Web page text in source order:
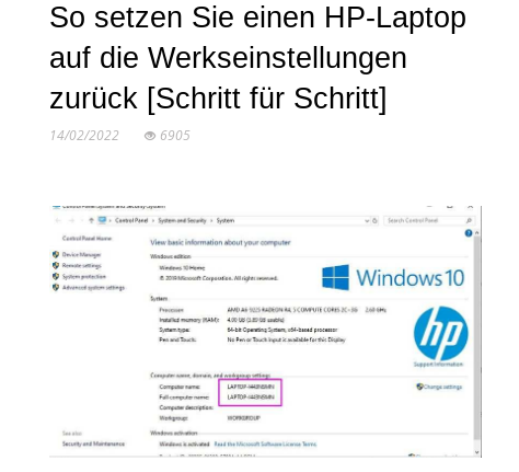
So setzen Sie einen HP-Laptop
auf die Werkseinstellungen
zurück [Schritt für Schritt]
14/02/2022 6905